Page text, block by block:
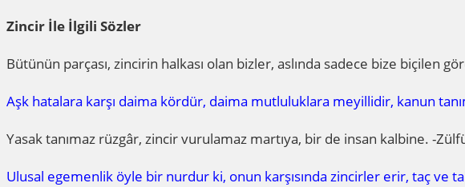
Zincir İle İlgili Sözler
Bütünün parçası, zincirin halkası olan bizler, aslında sadece bize biçilen
Aşk hatalara karşı daima kördür, daima mutluluklara meyillidir, kanun
Yasak tanımaz rüzgâr, zincir vurulamaz martıya, bir de insan kalbine. -
Ulusal egemenlik öyle bir nurdur ki, onun karşısında zincirler erir, taç ve